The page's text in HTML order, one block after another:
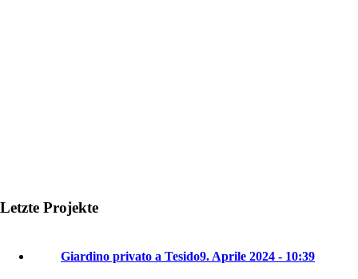
Letzte Projekte
Giardino privato a Tesido9. Aprile 2024 - 10:39